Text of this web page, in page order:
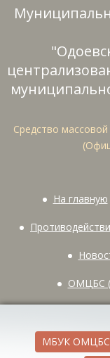
Средство
На главную
ОМЦБС
МБУК ОМЦБС